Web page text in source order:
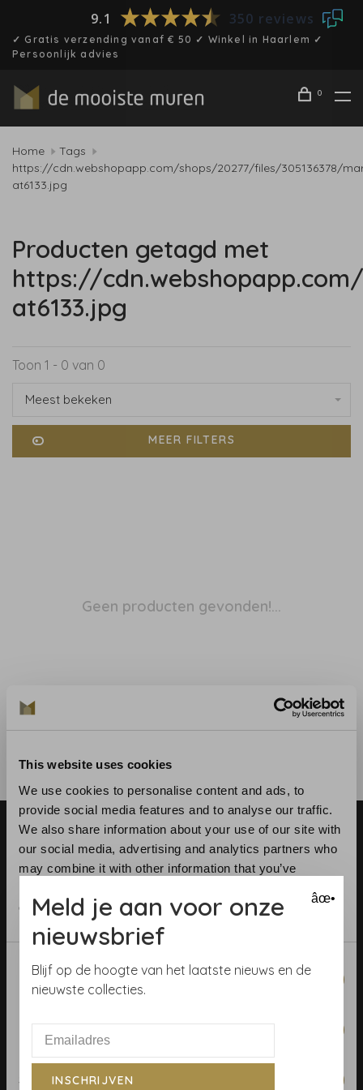
This website uses cookies
We use cookies to personalise content and ads, to
provide social media features and to analyse our traffic.
We also share information about your use of our site with
our social media, advertising and analytics partners who
may combine it with other information that you’ve
of their services.
Consent
Selection
Necessary
Statistics
9.1 350 reviews
✓ Gratis verzending vanaf € 50 ✓ Winkel in Haarlem ✓
Persoonlijk advies
0
Home
Tags
https://cdn.webshopapp.com/shops/20277/files/305136378/
at6133.jpg
Producten getagd met
https://
at6133.jpg
Toon 1 - 0 van 0
Meest bekeken
MEER FILTERS
Geen producten gevonden!...
Telefoon:+31 (0)23 531 90 08
E-mail:info@demooistemuren.nl
Algemene voorwaarden
Behangrollen berekenen
âœ•
Meld je aan voor onze
nieuwsbrief
Blijf op de hoogte van het laatste nieuws en de
nieuwste collecties.
INSCHRIJVEN